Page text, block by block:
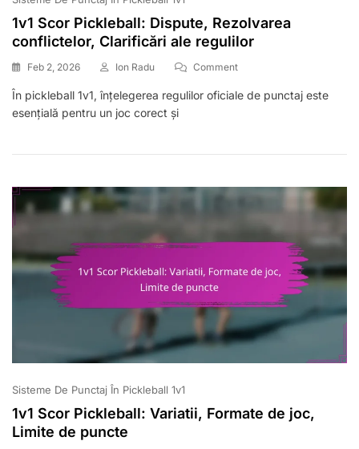
1v1 Scor Pickleball: Dispute, Rezolvarea
conflictelor, Clarificări ale regulilor
Feb 2, 2026 Ion Radu CommentOn
Scor
Conflictelor,
Ale
În pickleball 1v1, înțelegerea regulilor oficiale de punctaj este
esențială pentru un joc corect și
Sisteme De Punctaj În Pickleball 1v1
1v1 Scor Pickleball: Variatii, Formate de joc,
Limite de puncte